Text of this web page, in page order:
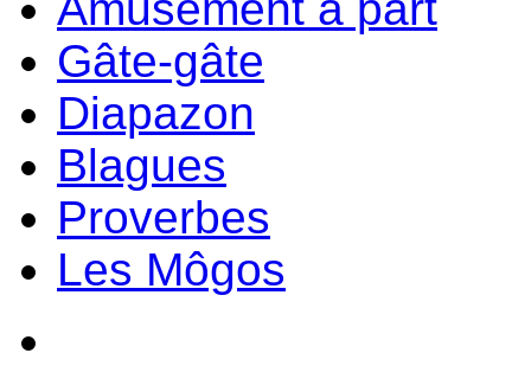
Gâte-gâte
Diapazon
Blagues
Proverbes
Les Môgos